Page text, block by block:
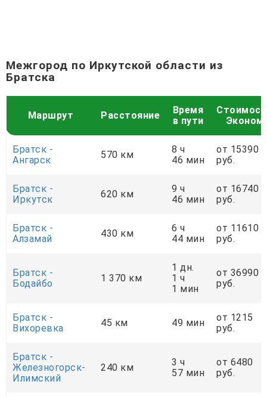
Межгород по Иркутской области из
Братска
Маршрут Расстояние
Время
в пути
Эконом
Братск -
Ангарск
570 км
8 ч
46 мин
от 15390
руб.
Братск -
Иркутск
620 км
9 ч
46 мин
от 16740
руб.
Братск -
Алзамай
430 км
6 ч
44 мин
от 11610
руб.
Братск -
Бодайбо
1 370 км
1 дн.
1 ч
1 мин
от 36990
руб.
Братск -
Вихоревка
45 км 49 мин
от 1215
руб.
Братск -
Железногорск-
Илимский
240 км
3 ч
57 мин
от 6480
руб.